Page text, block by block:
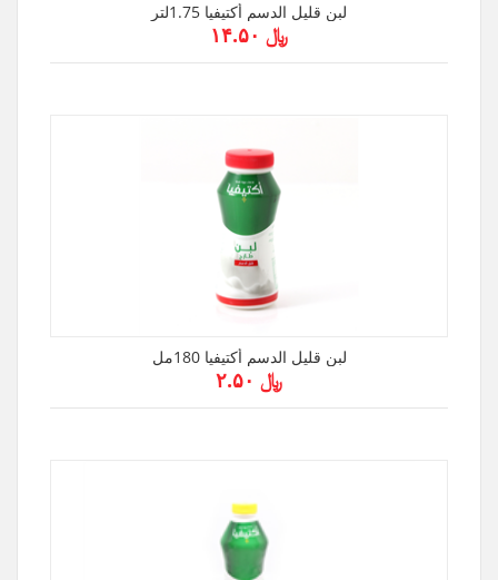
لبن قليل الدسم أكتيفيا 1.75لتر
﷼ ۱۴.۵۰
لبن قليل الدسم أكتيفيا 180مل
﷼ ۲.۵۰